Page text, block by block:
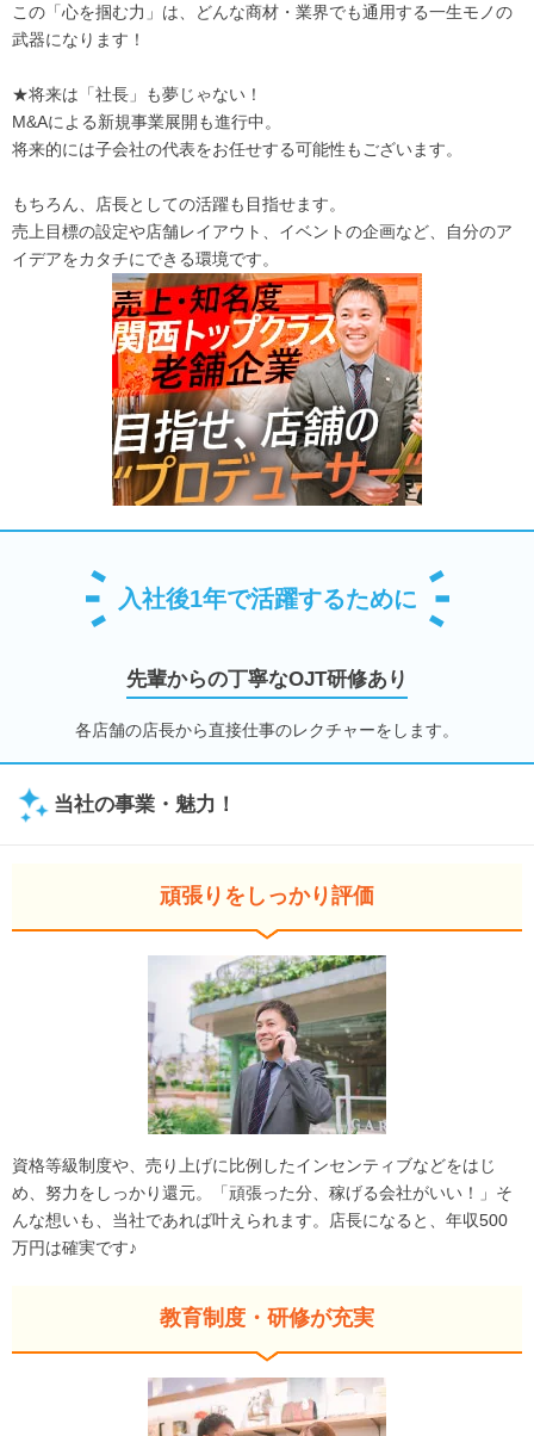
この「心を掴む力」は、どんな商材・業界でも通用する一生モノの
武器になります！
★将来は「社長」も夢じゃない！
M&Aによる新規事業展開も進行中。
将来的には子会社の代表をお任せする可能性もございます。
もちろん、店長としての活躍も目指せます。
売上目標の設定や店舗レイアウト、イベントの企画など、自分のア
イデアをカタチにできる環境です。
入社後1年で活躍するために
先輩からの丁寧なOJT研修あり
各店舗の店長から直接仕事のレクチャーをします。
当社の事業・魅力！
頑張りをしっかり評価
資格等級制度や、売り上げに比例したインセンティブなどをはじ
め、努力をしっかり還元。「頑張った分、稼げる会社がいい！」そ
んな想いも、当社であれば叶えられます。店長になると、年収500
万円は確実です♪
教育制度・研修が充実